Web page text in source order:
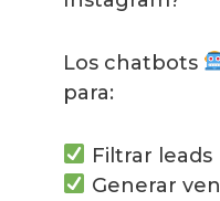
Los chatbots
para:
Filtrar leads
Generar